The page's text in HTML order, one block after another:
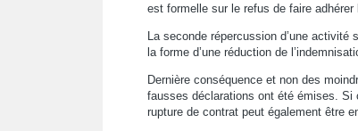
est formelle sur le refus de faire adhérer
La seconde répercussion d’une activité
la forme d’une réduction de
Dernière conséquence et non des
fausses déclarations ont été émises. Si
rupture de contrat peut également être